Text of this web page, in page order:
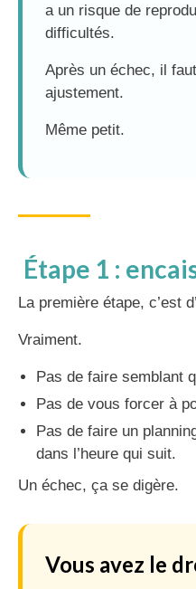
a un risque de
difficultés.
Après un échec, il
ajustement.
Même petit.
Étape 1 :
La première étape, c’est
Vraiment.
Pas de faire semblant
Pas de vous forcer à
Pas de faire un
dans l’heure qui suit.
Un échec, ça se digère.
Vous avez le